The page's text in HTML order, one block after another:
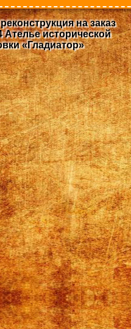
на заказ
Ателье исторической
«Гладиатор»